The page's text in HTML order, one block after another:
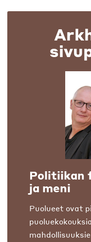
Politiikan
ja meni
Puolueet ovat